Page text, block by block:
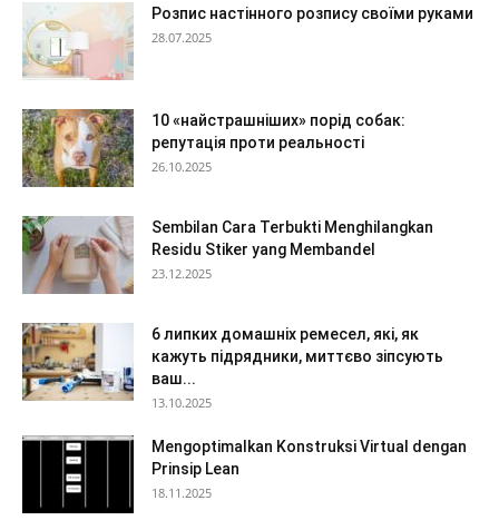
Розпис настінного розпису своїми руками
28.07.2025
10 «найстрашніших» порід собак:
репутація проти реальності
26.10.2025
Sembilan Cara Terbukti Menghilangkan
Residu Stiker yang Membandel
23.12.2025
6 липких домашніх ремесел, які, як
кажуть підрядники, миттєво зіпсують
ваш...
13.10.2025
Mengoptimalkan Konstruksi Virtual dengan
Prinsip Lean
18.11.2025